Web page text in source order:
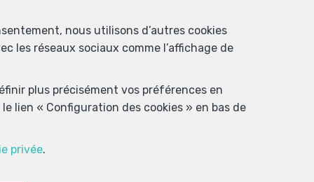
nous utilisons d’autres cookies
les réseaux sociaux comme l’affichage de
plus précisément vos préférences en
lien « Configuration des cookies » en bas de
privée.